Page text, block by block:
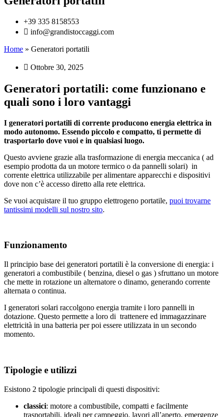
+39 335 8158553
info@grandistoccaggi.com
Home » Generatori portatili
Ottobre 30, 2025
Generatori portatili: come funzionano e
quali sono i loro vantaggi
I generatori portatili di corrente producono energia elettrica in
modo autonomo. Essendo piccolo e compatto, ti permette di
trasportarlo dove vuoi e in qualsiasi luogo.
Questo avviene grazie alla trasformazione di energia meccanica ( ad
esempio prodotta da un motore termico o da pannelli solari) in
corrente elettrica utilizzabile per alimentare apparecchi e dispositivi
dove non c’è accesso diretto alla rete elettrica.​
Se vuoi acquistare il tuo gruppo elettrogeno portatile, puoi trovarne
tantissimi modelli sul nostro sito.
Funzionamento
Il principio base dei generatori portatili è la conversione di energia: i
generatori a combustibile ( benzina, diesel o gas ) sfruttano un motore
che mette in rotazione un alternatore o dinamo, generando corrente
alternata o continua.
I generatori solari raccolgono energia tramite i loro pannelli in
dotazione. Questo permette a loro di trattenere ed immagazzinare
elettricità in una batteria per poi essere utilizzata in un secondo
momento.​
Tipologie e utilizzi
Esistono 2 tipologie principali di questi dispositivi:
classici: motore a combustibile, compatti e facilmente
trasportabili, ideali per campeggio, lavori all’aperto, emergenze